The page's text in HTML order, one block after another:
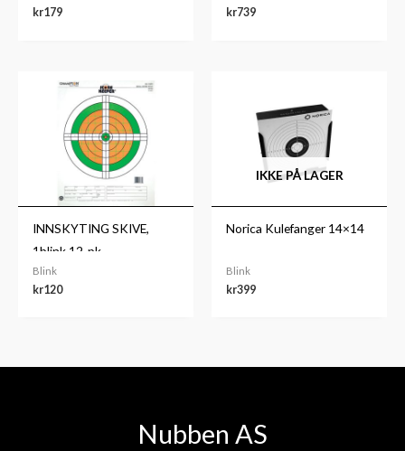
kr179 kr739
INNSKYTING SKIVE,
1blink 12-pk
Blink
kr120
IKKE PÅ LAGER
Norica Kulefanger 14×14
Blink
kr399
Nubben AS